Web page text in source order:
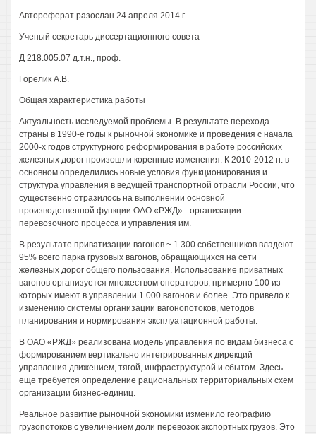
Автореферат разослан 24 апреля 2014 г.
Ученый секретарь диссертационного совета
Д 218.005.07 д.т.н., проф.
Горелик А.В.
Общая характеристика работы
Актуальность исследуемой проблемы. В результате перехода
страны в 1990-е годы к рыночной экономике и проведения с начала
2000-х годов структурного реформирования в работе российских
железных дорог произошли коренные изменения. К 2010-2012 гг. в
основном определились новые условия функционирования и
структура управления в ведущей транспортной отрасли России, что
существенно отразилось на выполнении основной
производственной функции ОАО «РЖД» - организации
перевозочного процесса и управления им.
В результате приватизации вагонов ~ 1 300 собственников владеют
95% всего парка грузовых вагонов, обращающихся на сети
железных дорог общего пользования. Использование приватных
вагонов организуется множеством операторов, примерно 100 из
которых имеют в управлении 1 000 вагонов и более. Это привело к
изменению системы организации вагонопотоков, методов
планирования и нормирования эксплуатационной работы.
В ОАО «РЖД» реализована модель управления по видам бизнеса с
формированием вертикально интегрированных дирекций
управления движением, тягой, инфраструктурой и сбытом. Здесь
еще требуется определение рациональных территориальных схем
организации бизнес-единиц.
Реальное развитие рыночной экономики изменило географию
грузопотоков с увеличением доли перевозок экспортных грузов. Это